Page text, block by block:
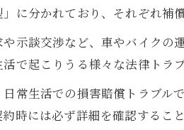
に分かれており、それぞれ補
示談交渉など、車やバイク
で起こりうる様々な法律トラブ
常生活での損害賠償トラブル
時には必ず詳細を確認すること